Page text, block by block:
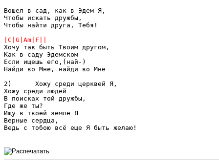
Вошел в сад, как в Эдем Я,
Чтобы искать дружбы,
Чтобы найти друга, Тебя!
Хочу так быть Твоим другом,
Как в саду Эдемском
Если ищешь его,(най-)
Найди во Мне, найди во Мне
2)	Хожу среди церквей Я,
Хожу среди людей
В поисках той дружбы,
Где же ты?
Ищу в твоей земле Я
Верные сердца,
Ведь с тобою всё еще Я быть желаю!